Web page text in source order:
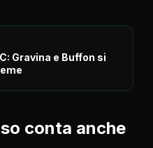
Gravina e Buffon si
conta anche